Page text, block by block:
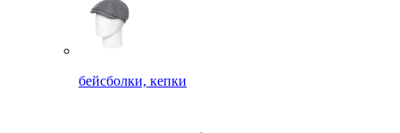
бейсболки, кепки